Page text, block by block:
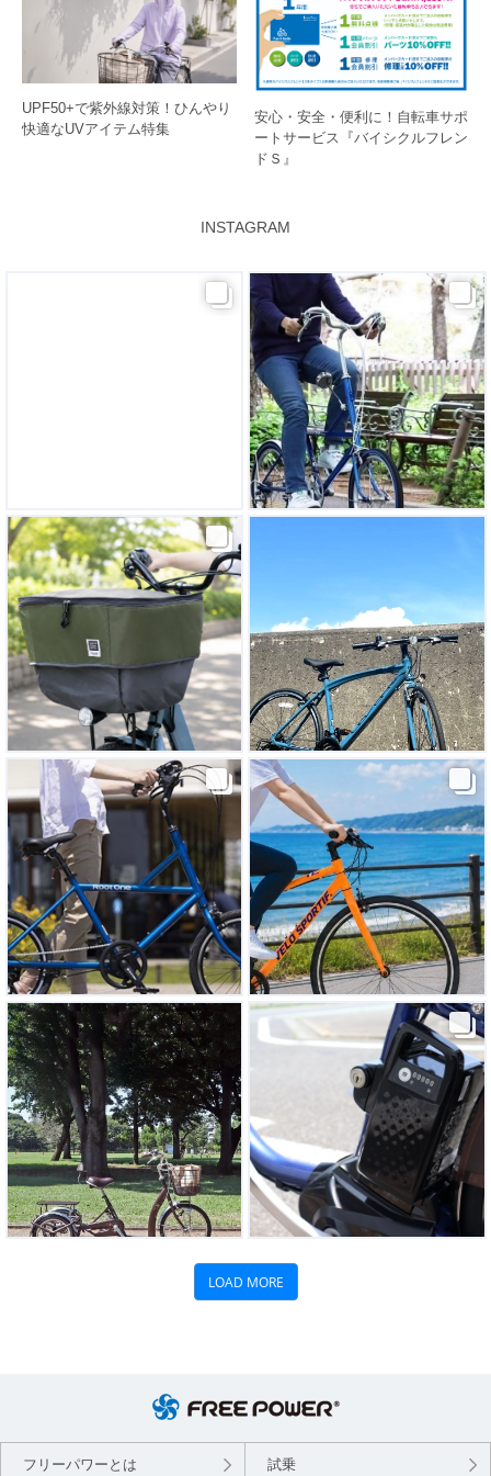
UPF50+で紫外線対策！ひんやり
快適なUVアイテム特集
安心・安全・便利に！自転車サポ
ートサービス『バイシクルフレン
ドＳ』
INSTAGRAM
フリーパワーとは 試乗